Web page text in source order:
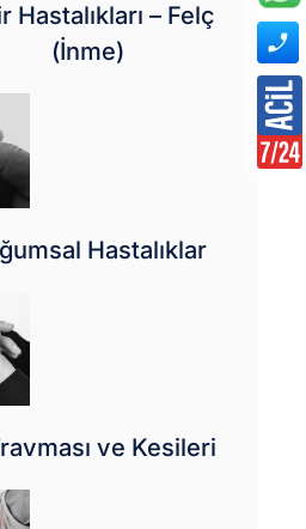
Hastalıkları – Felç
(İnme)
Hastalıklar
ve Kesileri